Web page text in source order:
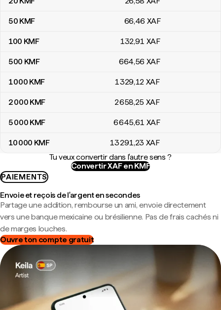
50 KMF 66,46 XAF
100 KMF 132,91 XAF
500 KMF 664,56 XAF
1 000 KMF 1 329,12 XAF
2 000 KMF 2 658,25 XAF
5 000 KMF 6 645,61 XAF
10 000 KMF 13 291,23 XAF
Tu veux convertir dans l'autre sens ?
Convertir XAF en KMF
PAIEMENTS
Envoie et reçois de l'argent en secondes
Partage une addition, rembourse un ami, envoie directement
vers une banque mexicaine ou brésilienne. Pas de frais cachés ni
de marges louches.
Ouvre ton compte gratuit